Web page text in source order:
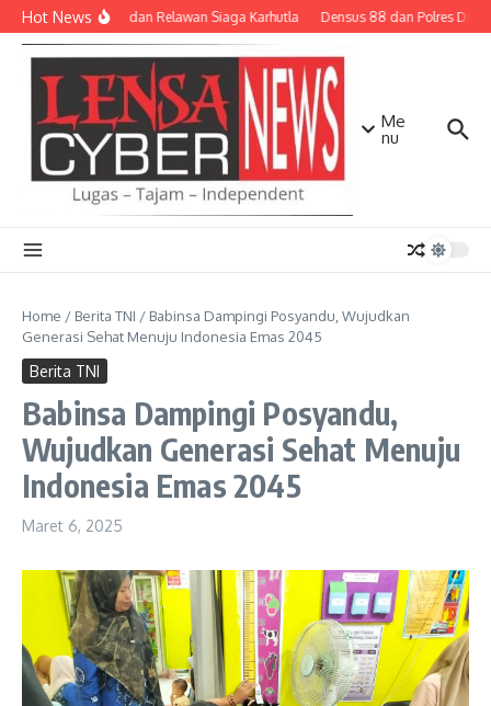
Lewati ke konten
Hot NewsTNI-Polri dan Relawan Siaga Karhutla Densus 88 dan Polres
Me
nu
Home / Berita TNI / Babinsa Dampingi Posyandu, Wujudkan
Generasi Sehat Menuju Indonesia Emas 2045
Berita TNI
Babinsa Dampingi Posyandu,
Wujudkan Generasi Sehat Menuju
Indonesia Emas 2045
Maret 6, 2025